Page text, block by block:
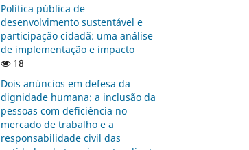
Política pública de
desenvolvimento sustentável e
participação cidadã: uma análise
de implementação e impacto
18
Dois anúncios em defesa da
dignidade humana: a inclusão da
pessoas com deficiência no
mercado de trabalho e a
responsabilidade civil das